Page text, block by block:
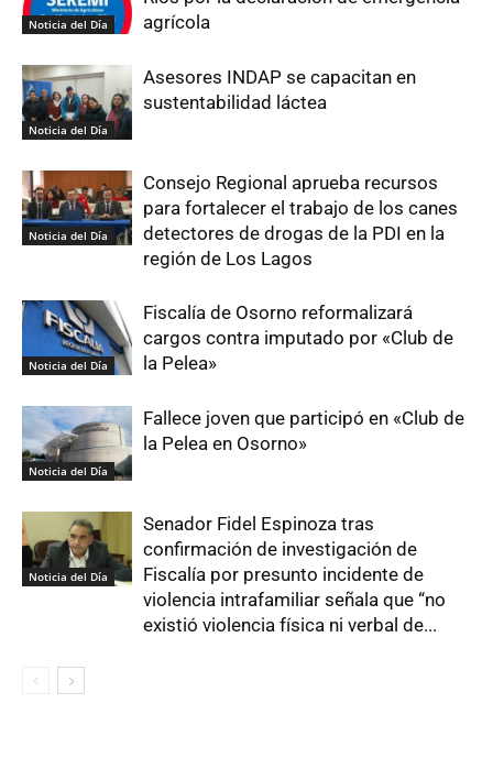
Noticia del Día
agrícola
Noticia del Día
Asesores INDAP se capacitan en
sustentabilidad láctea
Noticia del Día
Consejo Regional aprueba recursos
para fortalecer el trabajo de los canes
detectores de drogas de la PDI en la
región de Los Lagos
Noticia del Día
Fiscalía de Osorno reformalizará
cargos contra imputado por «Club de
la Pelea»
Noticia del Día
Fallece joven que participó en «Club de
la Pelea en Osorno»
Noticia del Día
Senador Fidel Espinoza tras
confirmación de investigación de
Fiscalía por presunto incidente de
violencia intrafamiliar señala que “no
existió violencia física ni verbal de...